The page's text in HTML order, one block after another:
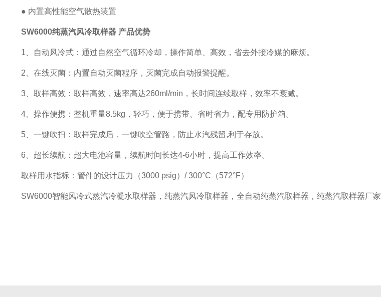
● 内置高性能空气散热装置
SW6000纯蒸汽风冷取样器 产品优势
1、自动风冷式：通过自然空气循环冷却，操作简单、高效，省去外接冷媒的麻烦。
2、在线灭菌：内置自动灭菌程序，灭菌完成自动报警提醒。
3、取样高效：取样高效，速率高达260ml/min，长时间连续取样，效率不衰减。
4、操作便携：整机重量8.5kg，轻巧，便于携带、省时省力，配专用防护箱。
5、一键吹扫：取样完成后，一键吹空管路，防止水汽残留,利于存放。
6、超长续航：超大电池容量，续航时间长达4-6小时，提高工作效率。
取样用水指标： 管件的设计压力（3000 psig）/ 300°C（572°F）
SW6000智能风冷式蒸汽冷凝水取样器，纯蒸汽风冷取样器，全自动纯蒸汽取样器，纯蒸汽取样器厂家